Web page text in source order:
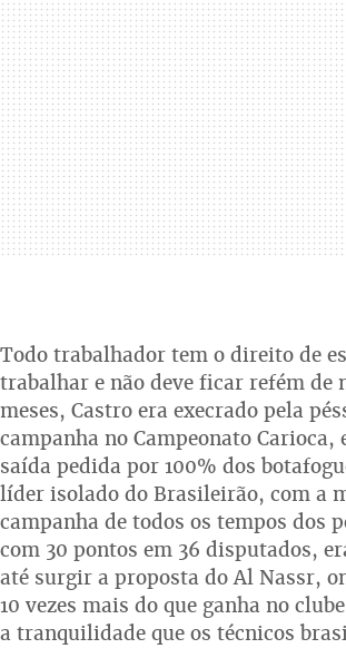
Todo trabalhador tem o direito de
trabalhar e não deve ficar refém de
meses, Castro era execrado pela
campanha no Campeonato Carioca,
saída pedida por 100% dos
líder isolado do Brasileirão, com a
campanha de todos os tempos dos
com 30 pontos em 36 disputados,
até surgir a proposta do Al Nassr,
10 vezes mais do que ganha no
a tranquilidade que os técnicos